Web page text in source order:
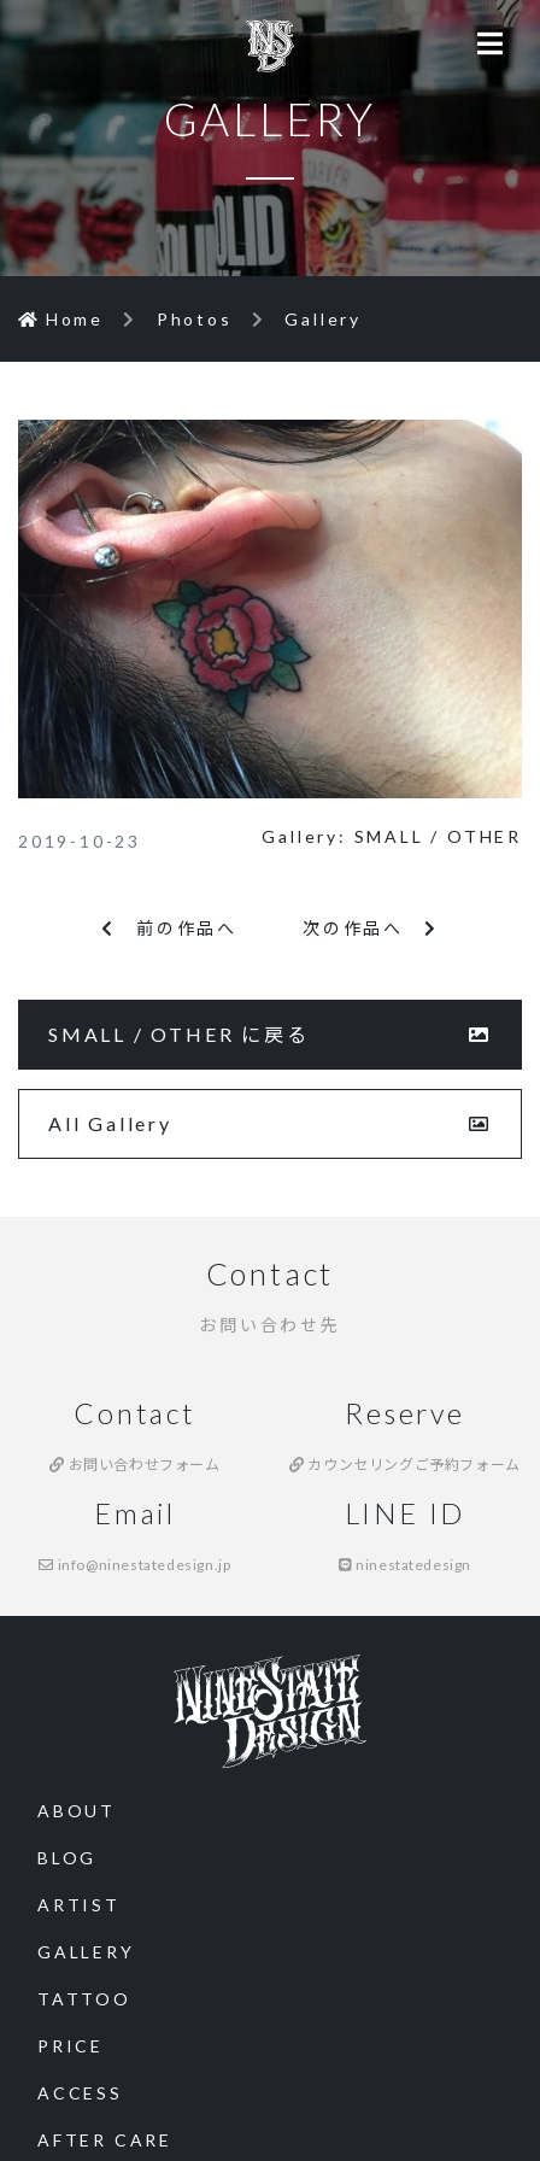
GALLERY
Home Photos Gallery
2019-10-23 Gallery: SMALL / OTHER
前の作品へ 次の作品へ
SMALL / OTHER に戻る
All Gallery
Contact
お問い合わせ先
Contact
お問い合わせフォーム
Reserve
カウンセリングご予約フォーム
Email
info@ninestatedesign.jp
LINE ID
ninestatedesign
ABOUT
BLOG
ARTIST
GALLERY
TATTOO
PRICE
ACCESS
AFTER CARE